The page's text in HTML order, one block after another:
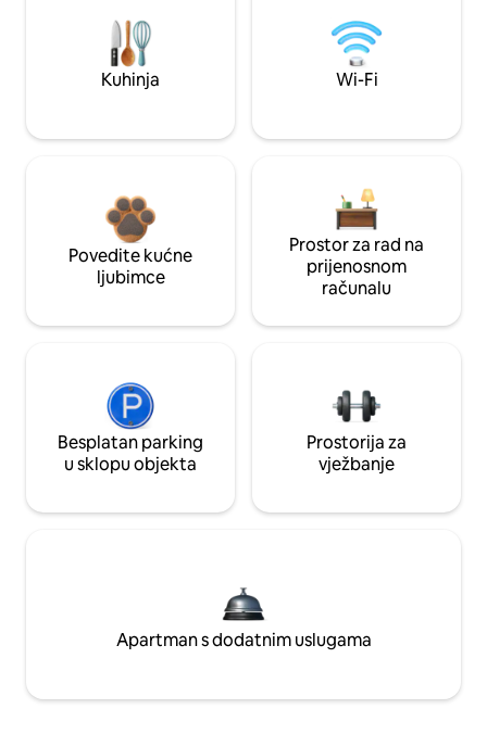
Kuhinja Wi-Fi
Povedite kućne
ljubimce
Prostor za rad na
prijenosnom
računalu
Besplatan parking
u sklopu objekta
Prostorija za
vježbanje
Apartman s dodatnim uslugama